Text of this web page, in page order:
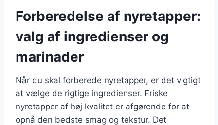
Forberedelse af nyretapper:
valg af ingredienser og
marinader
Når du skal forberede nyretapper, er det vigtigt
at vælge de rigtige ingredienser. Friske
nyretapper af høj kvalitet er afgørende for at
opnå den bedste smag og tekstur. Det